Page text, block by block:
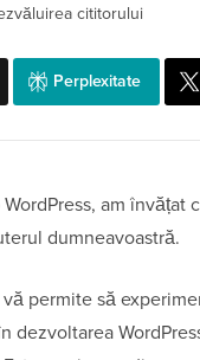
cititorului
Perplexitate
am învățat
dumneavoastră.
permite să
dezvoltarea